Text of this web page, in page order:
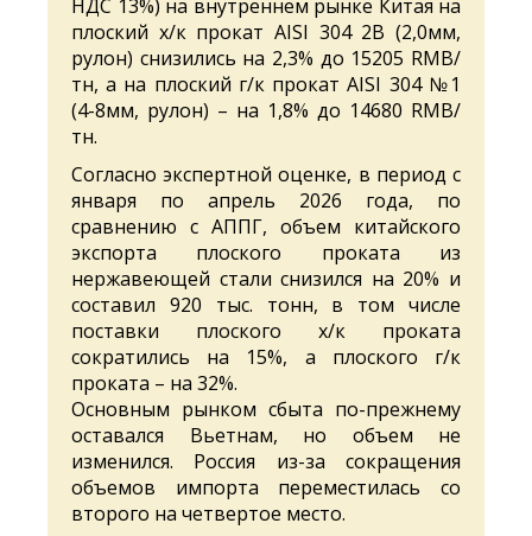
НДС 13%) на внутреннем рынке Китая на
плоский х/к прокат AISI 304 2В (2,0мм,
рулон) снизились на 2,3% до 15205 RMB/
тн, а на плоский г/к прокат AISI 304 №1
(4-8мм, рулон) – на 1,8% до 14680 RMB/
тн.
Согласно экспертной оценке, в период с
января по апрель 2026 года, по
сравнению с АППГ, объем китайского
экспорта плоского проката из
нержавеющей стали снизился на 20% и
составил 920 тыс. тонн, в том числе
поставки плоского х/к проката
сократились на 15%, а плоского г/к
проката – на 32%.
Основным рынком сбыта по-прежнему
оставался Вьетнам, но объем не
изменился. Россия из-за сокращения
объемов импорта переместилась со
второго на четвертое место.